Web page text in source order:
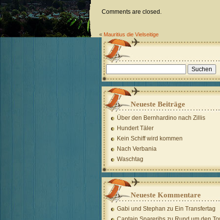
Comments are closed.
« Mauritius die Vielseitige
Suchen
nach:
Neueste Beiträge
Über den Bernhardino nach Zillis
Hundert Täler
Kein Schiff wird kommen
Nach Verbania
Waschtag
Neueste Kommentare
Gabi und Stephan zu Ein Transfertag